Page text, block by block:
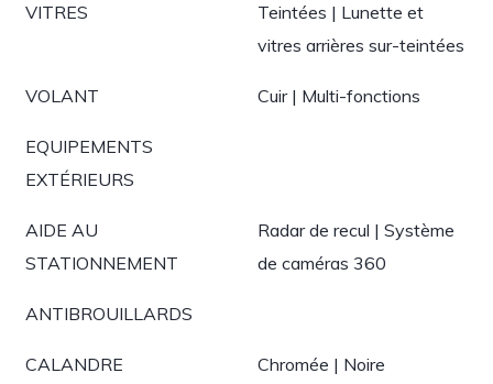
VITRES
Teintées | Lunette et
vitres arrières sur-teintées
VOLANT Cuir | Multi-fonctions
EQUIPEMENTS
EXTÉRIEURS
AIDE AU
STATIONNEMENT
Radar de recul | Système
de caméras 360
ANTIBROUILLARDS
CALANDRE Chromée | Noire